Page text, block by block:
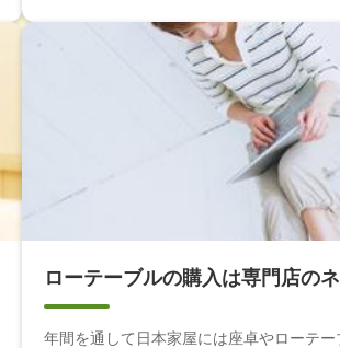
ローテーブルの購入は専門店の
年間を通して日本家屋には座卓やローテー